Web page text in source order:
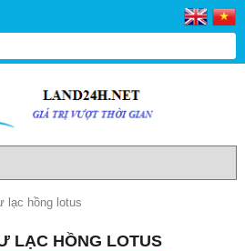
lạc hồng lotus
LẠC HỒNG LOTUS